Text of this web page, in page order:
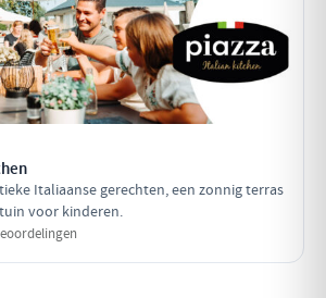
Italiaanse gerechten, een zonnig terras
voor kinderen.